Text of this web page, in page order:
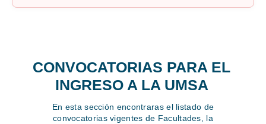
CONVOCATORIAS PARA EL
INGRESO A LA UMSA
En esta sección encontraras el listado de
convocatorias vigentes de Facultades, la